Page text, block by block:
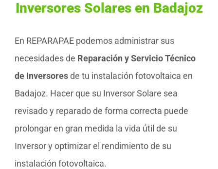
Inversores Solares en Badajoz
En REPARAPAE podemos administrar sus
necesidades de Reparación y Servicio Técnico
de Inversoresde tu instalación fotovoltaica en
Badajoz. Hacer que su Inversor Solare sea
revisado y reparado de forma correcta puede
prolongar en gran medida la vida útil de su
Inversor y optimizar el rendimiento de su
instalación fotovoltaica.